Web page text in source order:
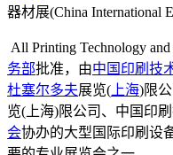
器材展(China International
All Printing Technology
务部批准，由中国印刷技
杜塞尔多夫展览( 上海)限公
览(上海)限公司、中国印刷
会协办的大型国际印刷设